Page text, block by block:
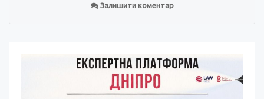
Залишити коментар